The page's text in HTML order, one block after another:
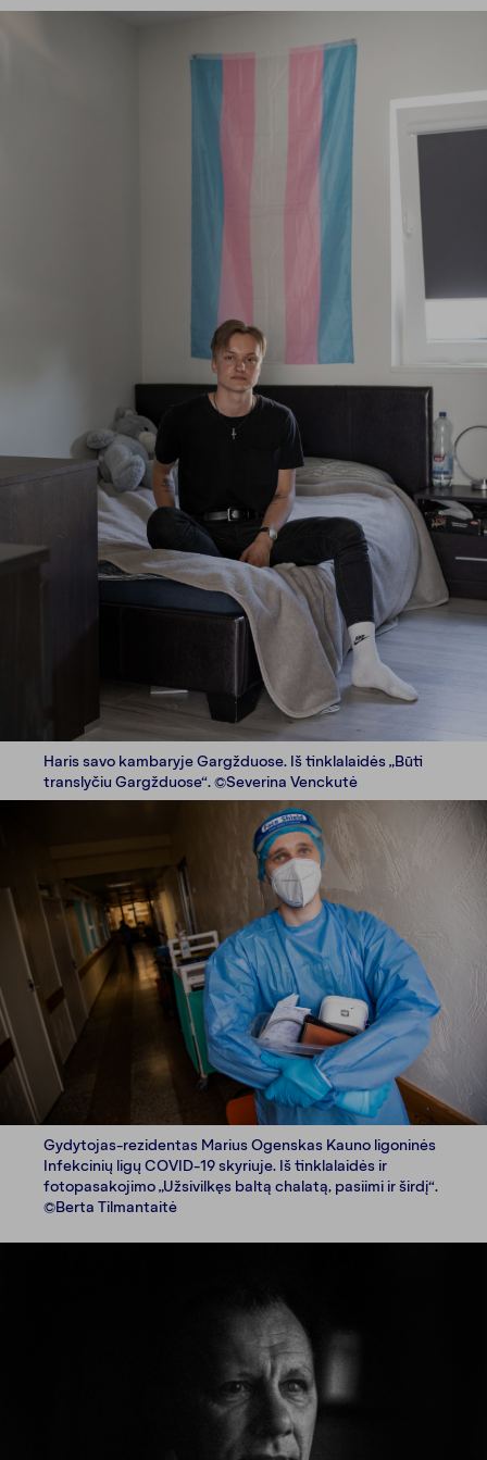
Haris savo kambaryje Gargžduose. Iš tinklalaidės „Būti
translyčiu Gargžduose“. ©Severina Venckutė
Gydytojas-rezidentas Marius Ogenskas Kauno ligoninės
Infekcinių ligų COVID-19 skyriuje. Iš tinklalaidės ir
fotopasakojimo „Užsivilkęs baltą chalatą, pasiimi ir širdį“.
©Berta Tilmantaitė